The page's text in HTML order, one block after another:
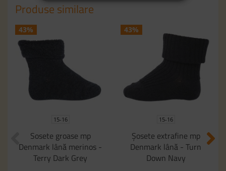
Produse similare
43%
15-16
Sosete groase mp
Denmark lână merinos -
Terry Dark Grey
43%
15-16
Șosete extrafine mp
Denmark lână - Turn
Down Navy